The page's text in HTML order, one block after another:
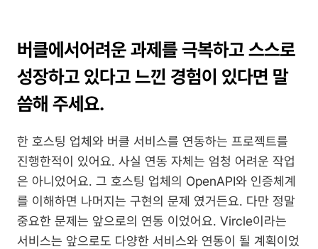
버클에서어려운 과제를 극복하고 스스로
성장하고 있다고 느낀 경험이 있다면 말
씀해 주세요.
한 호스팅 업체와 버클 서비스를 연동하는 프로젝트를
진행한적이 있어요. 사실 연동 자체는 엄청 어려운 작업
은 아니었어요. 그 호스팅 업체의 OpenAPI와 인증체계
를 이해하면 나머지는 구현의 문제 였거든요. 다만 정말
중요한 문제는 앞으로의 연동 이었어요. Vircle이라는
서비스는 앞으로도 다양한 서비스와 연동이 될 계획이었